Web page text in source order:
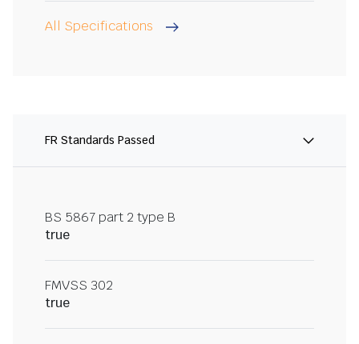
All Specifications
FR Standards Passed
BS 5867 part 2 type B
true
FMVSS 302
true